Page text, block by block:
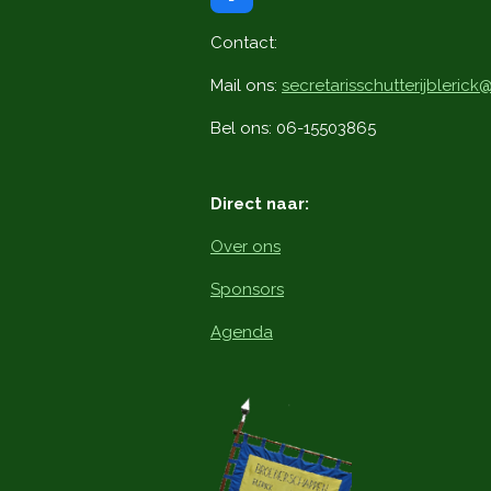
a
c
b
o
k
Contact:
Mail ons:
Bel ons: 06-15503865
Direct naar:
Over ons
Sponsors
Agenda